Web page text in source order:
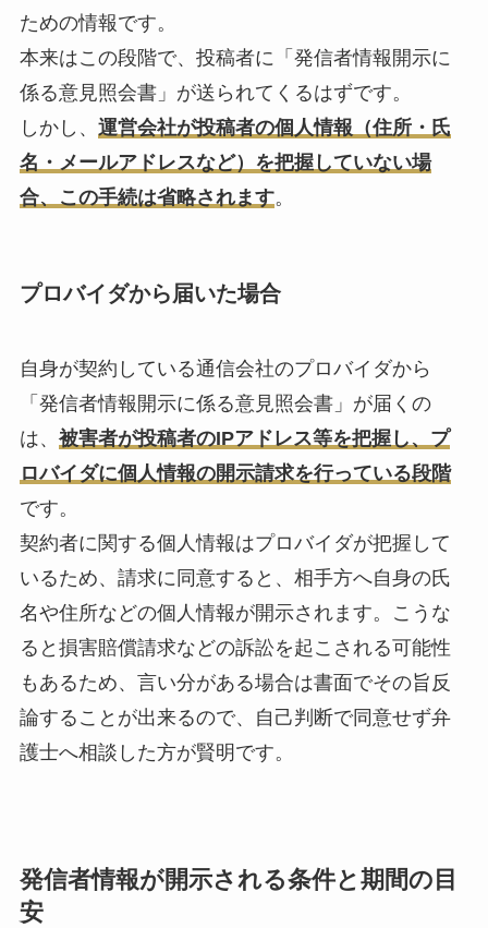
ための情報です。
本来はこの段階で、投稿者に「発信者情報開示に
係る意見照会書」が送られてくるはずです。
しかし、 運営会社が投稿者の個人情報（住所・氏
名・メールアドレスなど）を把握していない場
合、この手続は省略されます。
プロバイダから届いた場合
自身が契約している通信会社のプロバイダから
「発信者情報開示に係る意見照会書」が届くの
は、 被害者が投稿者のIPアドレス等を把握し、プ
ロバイダに個人情報の開示請求を行っている段階
です。
契約者に関する個人情報はプロバイダが把握して
いるため、請求に同意すると、相手方へ自身の氏
名や住所などの個人情報が開示されます。こうな
ると損害賠償請求などの訴訟を起こされる可能性
もあるため、言い分がある場合は書面でその旨反
論することが出来るので、自己判断で同意せず弁
護士へ相談した方が賢明です。
発信者情報が開示される条件と期間の目
安